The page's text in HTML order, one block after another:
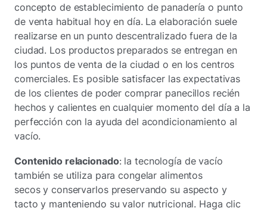
concepto de establecimiento de panadería o punto
de venta habitual hoy en día. La elaboración suele
realizarse en un punto descentralizado fuera de la
ciudad. Los productos preparados se entregan en
los puntos de venta de la ciudad o en los centros
comerciales. Es posible satisfacer las expectativas
de los clientes de poder comprar panecillos recién
hechos y calientes en cualquier momento del día a la
perfección con la ayuda del acondicionamiento al
vacío.
Contenido relacionado: la tecnología de vacío
también se utiliza para congelar alimentos
secos y conservarlos preservando su aspecto y
tacto y manteniendo su valor nutricional. Haga clic